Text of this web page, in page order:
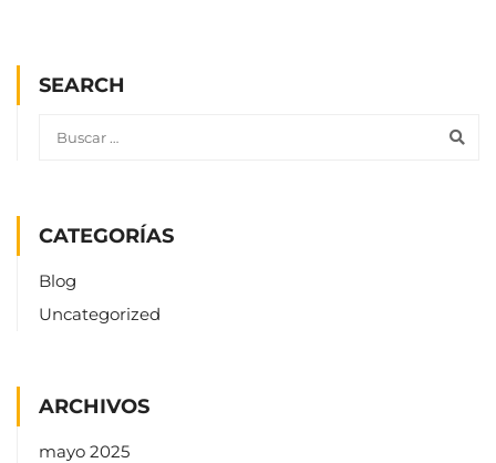
SEARCH
CATEGORÍAS
Blog
Uncategorized
ARCHIVOS
mayo 2025